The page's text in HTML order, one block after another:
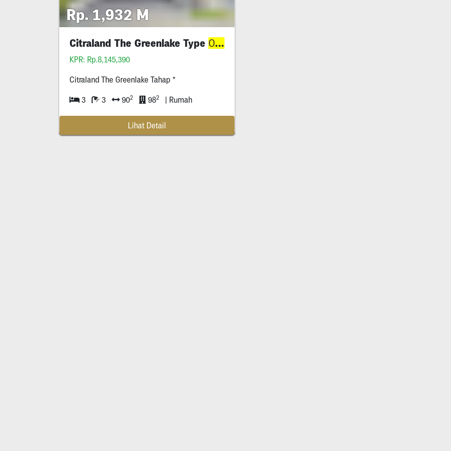
Rp. 1,932 M
Citraland The Greenlake Type Onega
KPR: Rp.8,145,390
Citraland The Greenlake Tahap *
3 3 902 982 | Rumah
Lihat Detail